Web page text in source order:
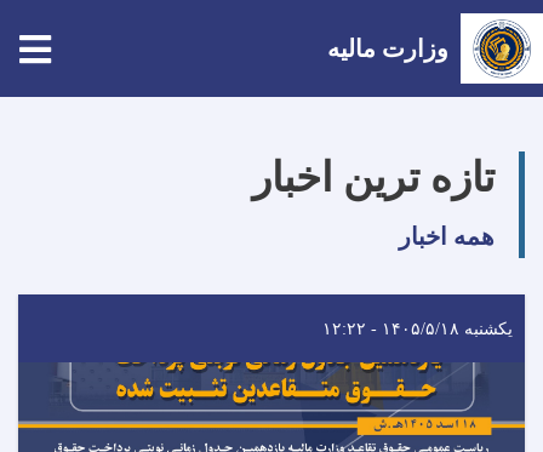
content
وزارت مالیه
تازه ترین اخبار
همه اخبار
یکشنبه ۱۴۰۵/۵/۱۸ - ۱۲:۲۲